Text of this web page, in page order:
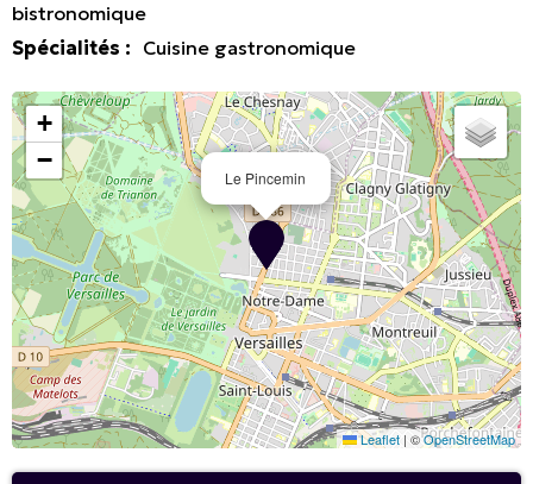
bistronomique
Spécialités : Cuisine gastronomique
Le Pincemin
+
−
Leaflet | ©OpenStreetMap